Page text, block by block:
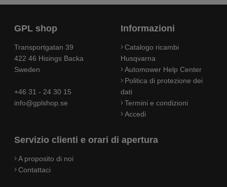
GPL shop
Transportgatan 39
422 46 Hisings Backa
Sweden
+46 31 - 24 30 15
info@gplshop.se
Informazioni
Catalogo ricambi
Husqvarna
Automower Help Center
Politica di protezione dei
dati
Termini e condizioni
Accedi
Servizio clienti e orari di apertura
A proposito di noi
Contattaci